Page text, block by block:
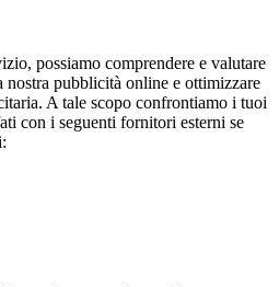
possiamo comprendere e valutare
nostra pubblicità online e ottimizzare
A tale scopo confrontiamo i tuoi
con i seguenti fornitori esterni se